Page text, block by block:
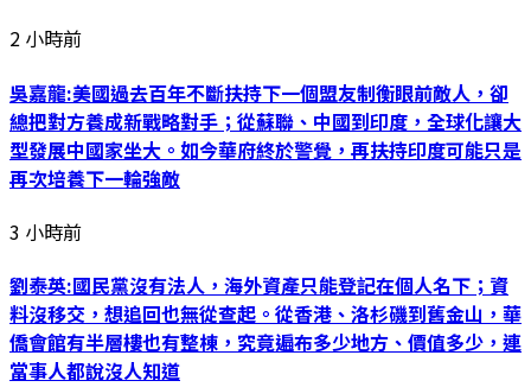
2 小時前
吳嘉龍:美國過去百年不斷扶持下一個盟友制衡眼前敵人，卻
總把對方養成新戰略對手；從蘇聯、中國到印度，全球化讓大
型發展中國家坐大。如今華府終於警覺，再扶持印度可能只是
再次培養下一輪強敵
3 小時前
劉泰英:國民黨沒有法人，海外資產只能登記在個人名下；資
料沒移交，想追回也無從查起。從香港、洛杉磯到舊金山，華
僑會館有半層樓也有整棟，究竟遍布多少地方、價值多少，連
當事人都說沒人知道